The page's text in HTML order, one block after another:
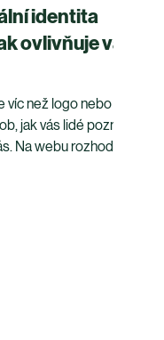
identita
ovlivňuje váš
víc než logo nebo
jak vás lidé poznají
Na webu rozhoduje